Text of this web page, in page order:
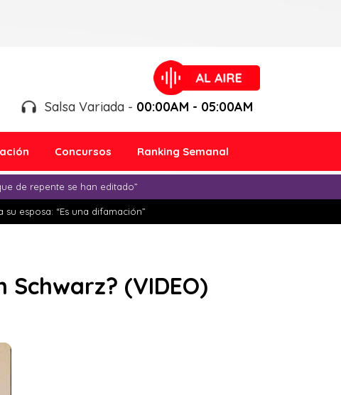
Salsa Variada - 00:00AM - 05:00AM
Concursos Ranking Semanal
de repente se han editado”
esposa: “Es una difamación”
(VIDEO)